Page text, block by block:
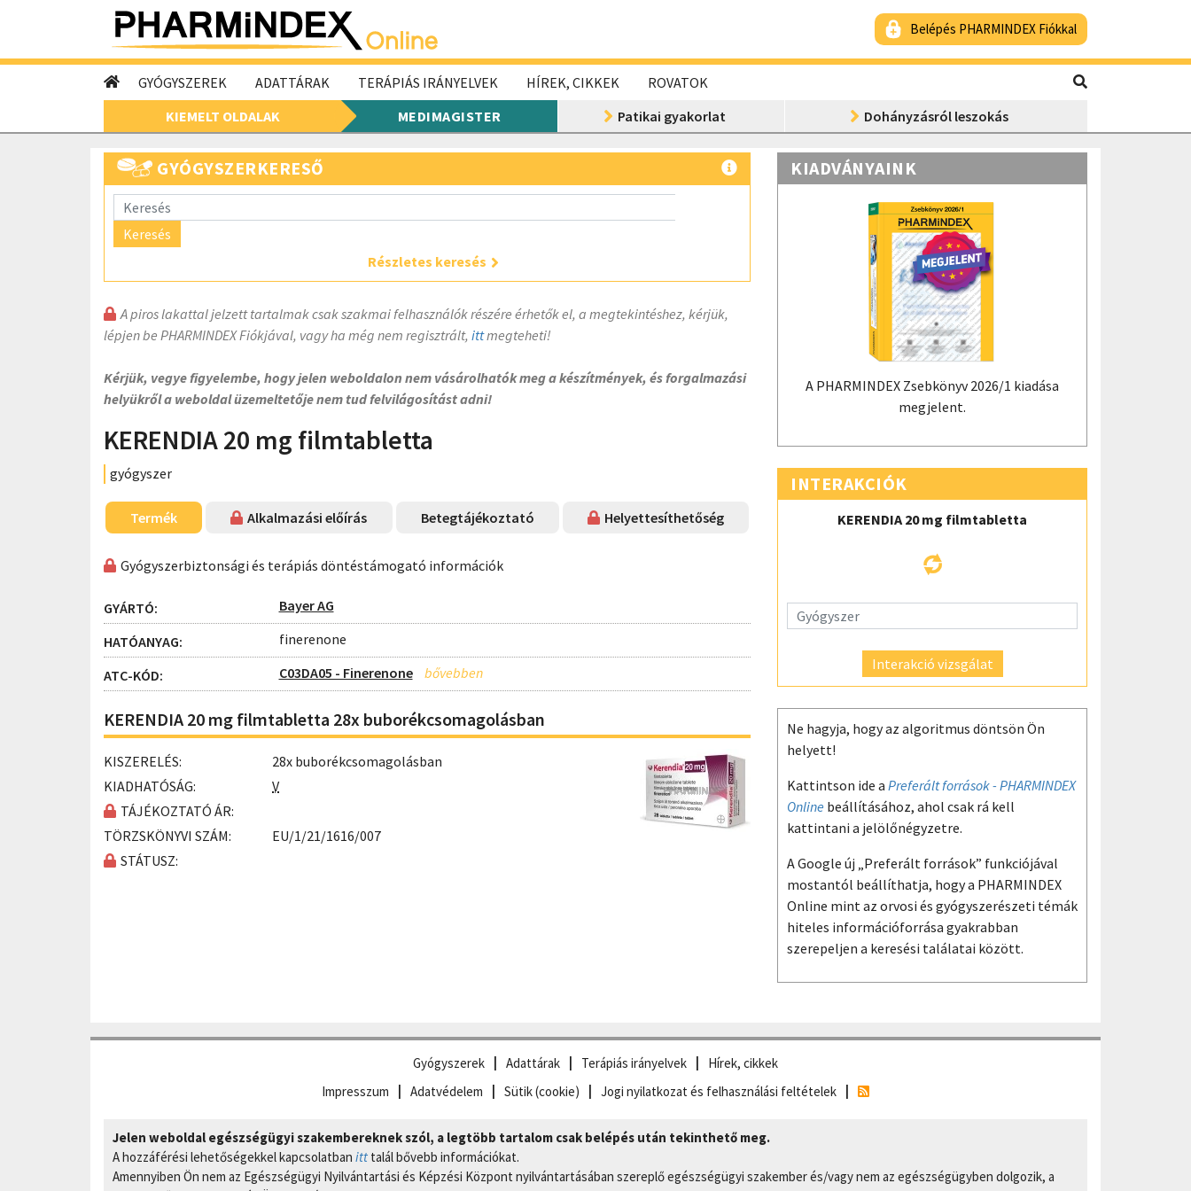
Belépés PHARMINDEX Fiókkal
GYÓGYSZEREK ADATTÁRAK TERÁPIÁS IRÁNYELVEK HÍREK, CIKKEK
ROVATOK
KIEMELT OLDALAK
MEDIMAGISTER Patikai gyakorlat Dohányzásról leszokás
GYÓGYSZERKERESŐ
Keresés
Részletes keresés
A piros lakattal jelzett tartalmak csak szakmai felhasználók részére érhetők el, a megtekintéshez, kérjük,
lépjen be PHARMINDEX Fiókjával, vagy ha még nem regisztrált, ittmegteheti!
Kérjük, vegye figyelembe, hogy jelen weboldalon nem vásárolhatók meg a készítmények, és forgalmazási
helyükről a weboldal üzemeltetője nem tud felvilágosítást adni!
KERENDIA 20 mg filmtabletta
gyógyszer
Termék Alkalmazási előírás Betegtájékoztató Helyettesíthetőség
Gyógyszerbiztonsági és terápiás döntéstámogató információk
GYÁRTÓ: Bayer AG
HATÓANYAG: finerenone
ATC-KÓD: C03DA05 - Finerenone
KERENDIA 20 mg filmtabletta 28x buborékcsomagolásban
KISZERELÉS:
28x buborékcsomagolásban
KIADHATÓSÁG:
V
TÁJÉKOZTATÓ ÁR:
TÖRZSKÖNYVI SZÁM:
EU/1/21/1616/007
STÁTUSZ:
KIADVÁNYAINK
A PHARMINDEX Zsebkönyv 2026/1 kiadása
megjelent.
INTERAKCIÓK
KERENDIA 20 mg filmtabletta
Interakció vizsgálat
Ne hagyja, hogy az algoritmus döntsön Ön
helyett!
Kattintson ide a Preferált források - PHARMINDEX
Online beállításához, ahol csak rá kell
kattintani a jelölőnégyzetre.
A Google új „Preferált források” funkciójával
mostantól beállíthatja, hogy a PHARMINDEX
Online mint az orvosi és gyógyszerészeti témák
hiteles információforrása gyakrabban
szerepeljen a keresési találatai között.
Gyógyszerek Adattárak Terápiás irányelvek
Hírek, cikkek
Impresszum
Adatvédelem Sütik (cookie) Jogi nyilatkozat és felhasználási feltételek
Jelen weboldal egészségügyi szakembereknek szól, a legtöbb tartalom csak belépés után tekinthető meg.
A hozzáférési lehetőségekkel kapcsolatban itt talál bővebb információkat.
Amennyiben Ön nem az Egészségügyi Nyilvántartási és Képzési Központ nyilvántartásában szereplő egészségügyi szakember és/vagy nem az egészségügyben dolgozik, a